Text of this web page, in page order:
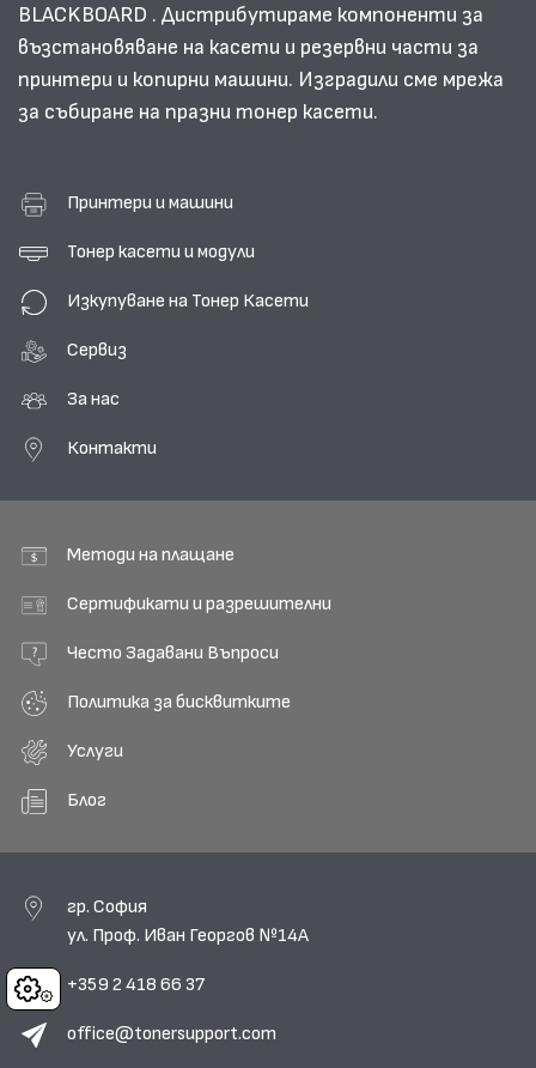
Cookies
BLACKBOARD . Дистрибутираме компоненти за
възстановяване на касети и резервни части за
принтери и копирни машини. Изградили сме мрежа
за събиране на празни тонер касети.
Принтери и машини
Тонер касети и модули
Изкупуване на Тонер Касети
Сервиз
За нас
Контакти
Методи на плащане
Сертификати и разрешителни
Често Задавани Въпроси
Политика за бисквитките
Услуги
Блог
гр. София
ул. Проф. Иван Георгов №14А
+359 2 418 66 37
office@tonersupport.com